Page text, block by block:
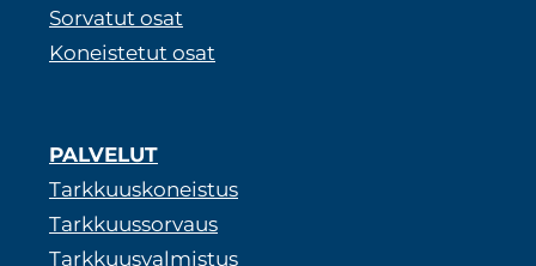
Sorvatut osat
Koneistetut osat
PALVELUT
Tarkkuuskoneistus
Tarkkuussorvaus
Tarkkuusvalmistus